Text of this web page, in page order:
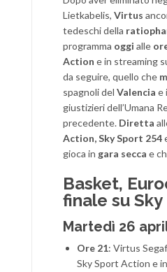
Lietkabelis, Virtus
tedeschi della
programma oggi alle
Action e in streaming
da seguire, quello che
spagnoli del Valencia e
giustizieri dell’Umana
precedente. Diretta
Action, Sky Sport 254
gioca in gara secca e
Basket,
finale su Sky
Martedì 26
Ore 21: Virtus
Sky Sport Action e